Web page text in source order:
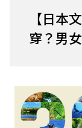
【日本
穿？男